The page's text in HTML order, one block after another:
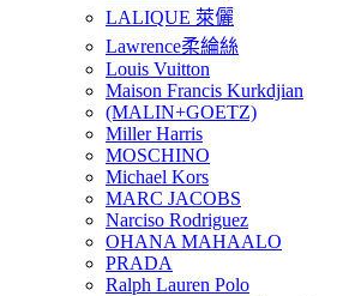
LALIQUE 萊儷
Lawrence柔綸絲
Louis Vuitton
Maison Francis Kurkdjian
(MALIN+GOETZ)
Miller Harris
MOSCHINO
Michael Kors
MARC JACOBS
Narciso Rodriguez
OHANA MAHAALO
PRADA
Ralph Lauren Polo